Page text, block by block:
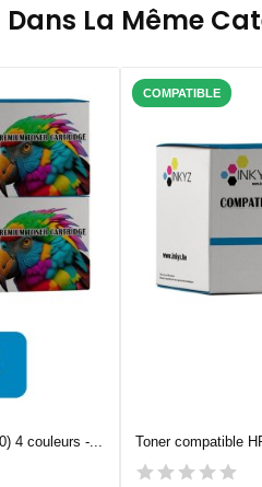
La Même
4 couleurs -...
COMPATIBLE
Toner compatible